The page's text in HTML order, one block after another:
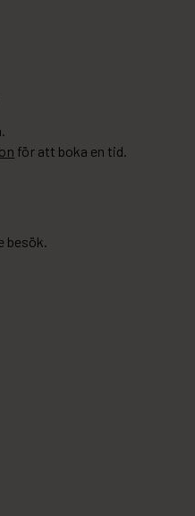
för att boka en tid.
besök.